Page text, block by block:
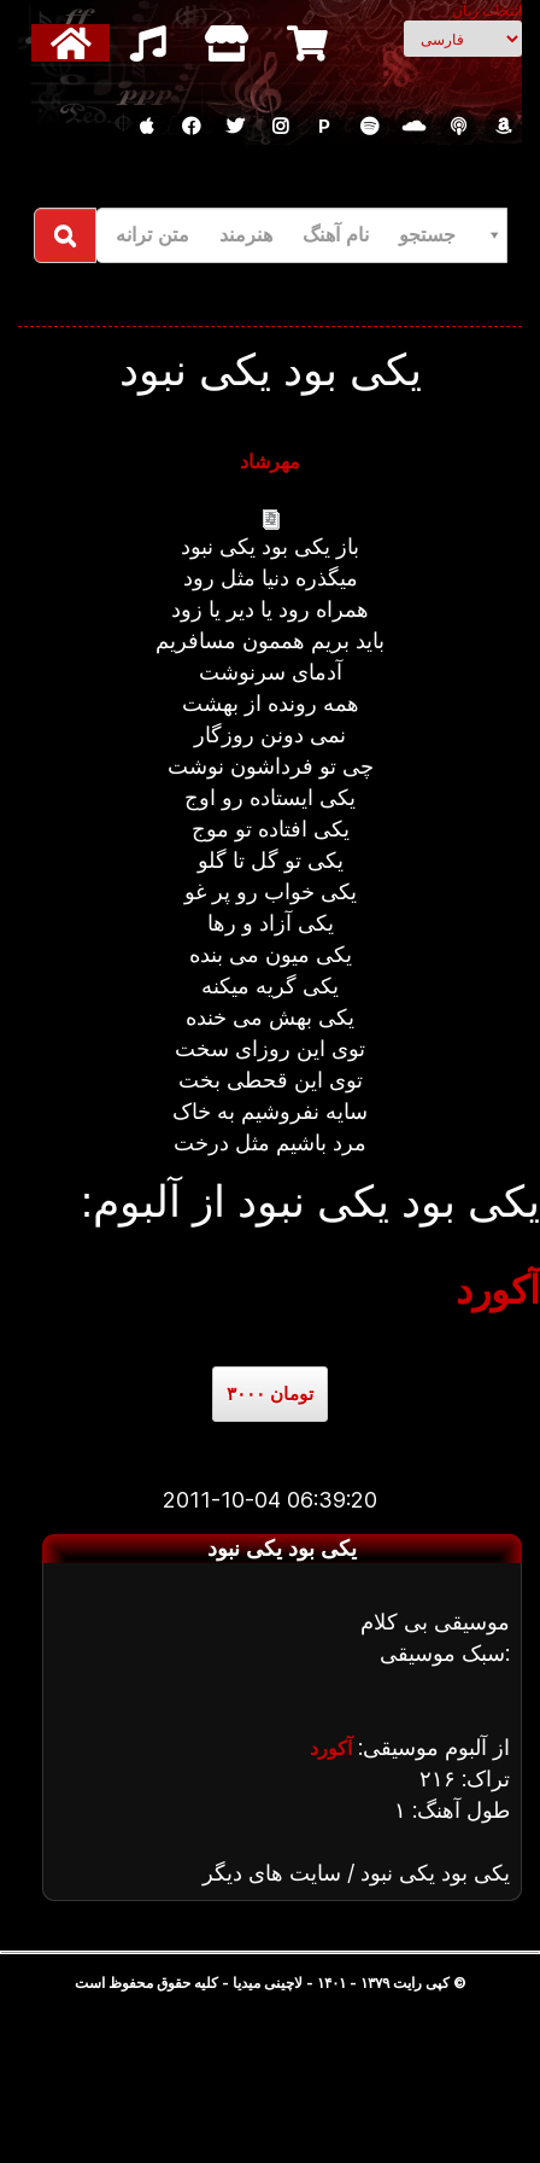
انتخاب زبان
P
جستجو نام آهنگ هنرمند متن ترانه
یکی بود یکی نبود
مهرشاد
باز یکی بود یکی نبود
میگذره دنیا مثل رود
همراه رود یا دیر یا زود
باید بریم هممون مسافریم
آدمای سرنوشت
همه رونده از بهشت
نمی دونن روزگار
چی تو فرداشون نوشت
یکی ایستاده رو اوج
یکی افتاده تو موج
یکی تو گل تا گلو
یکی خواب رو پر غو
یکی آزاد و رها
یکی میون می بنده
یکی گریه میکنه
یکی بهش می خنده
توی این روزای سخت
توی این قحطی بخت
سایه نفروشیم به خاک
مرد باشیم مثل درخت
یکی بود یکی نبود از آلبوم:
آکورد
۳۰۰۰ تومان
2011-10-04 06:39:20
یکی بود یکی نبود
موسیقی بی کلام
سبک موسیقی:
از آلبوم موسیقی: آکورد
تراک: ۲۱۶
طول آهنگ: ۱
یکی بود یکی نبود / سایت های دیگر
© کپی رایت ۱۳۷۹ - ۱۴۰۱ - لاچینی میدیا - کلیه حقوق محفوظ است